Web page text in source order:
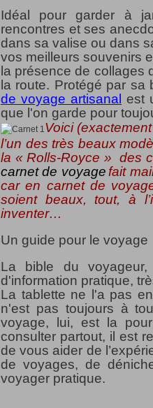
Idéal pour garder à
rencontres et ses
dans sa valise ou dans
vos meilleurs souvenirs
la présence de collages
la route. Protégé par sa
de voyage artisanal
est
que l'on garde pour
Voici
l’un des très beaux
la « Rolls-Royce » des
carnet de voyage fait
car en carnet de
soient beaux, tout, à
inventer…
Un guide pour le voyage
La bible du
d'information pratique,
La tablette ne l'a pas
n'est pas toujours à
voyage, lui, est la
consulter partout, il est
de vous aider de
de voyages, de
voyager pratique.